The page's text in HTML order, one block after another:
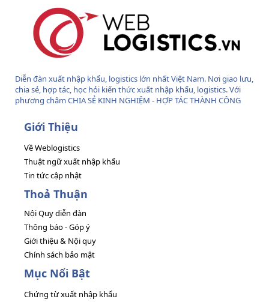
Diễn đàn xuất nhập khẩu, logistics lớn nhất Việt Nam. Nơi giao lưu,
chia sẻ, hợp tác, học hỏi kiến thức xuất nhập khẩu, logistics. Với
phương châm CHIA SẺ KINH NGHIỆM - HỢP TÁC THÀNH CÔNG
Giới Thiệu
Về Weblogistics
Thuật ngữ xuất nhập khẩu
Tin tức cập nhật
Thoả Thuận
Nội Quy diễn đàn
Thông báo - Góp ý
Giới thiệu & Nội quy
Chính sách bảo mật
Mục Nổi Bật
Chứng từ xuất nhập khẩu